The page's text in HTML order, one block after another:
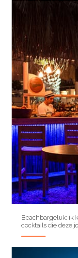
Beachbargeluk: ik
cocktails die deze